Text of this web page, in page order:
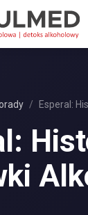
Esperal: